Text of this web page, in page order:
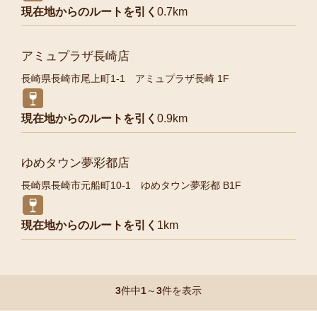
現在地からのルートを引く 0.7km
アミュプラザ長崎店
長崎県長崎市尾上町1-1 アミュプラザ長崎 1F
現在地からのルートを引く 0.9km
ゆめタウン夢彩都店
長崎県長崎市元船町10-1 ゆめタウン夢彩都 B1F
現在地からのルートを引く 1km
3件中1～3件を表示